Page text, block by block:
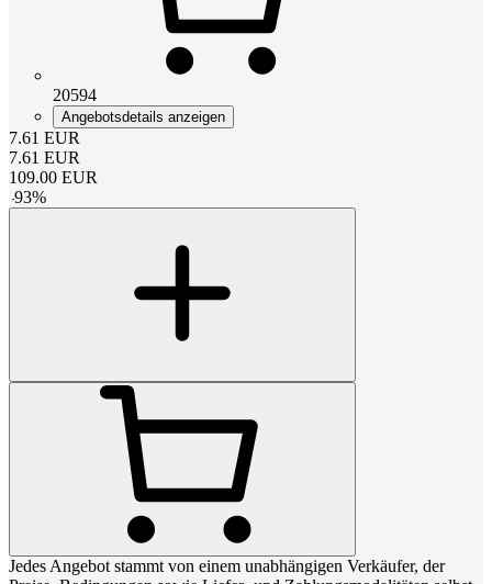
20594
Angebotsdetails anzeigen
7.61 EUR
7.61 EUR
109.00 EUR
-93%
Jedes Angebot stammt von einem unabhängigen Verkäufer, der